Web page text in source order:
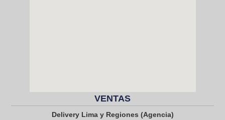
VENTAS
Delivery Lima y Regiones (Agencia)